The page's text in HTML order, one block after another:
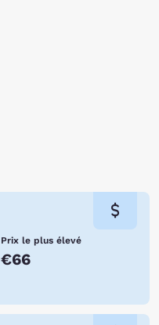
Prix le plus élevé
€66